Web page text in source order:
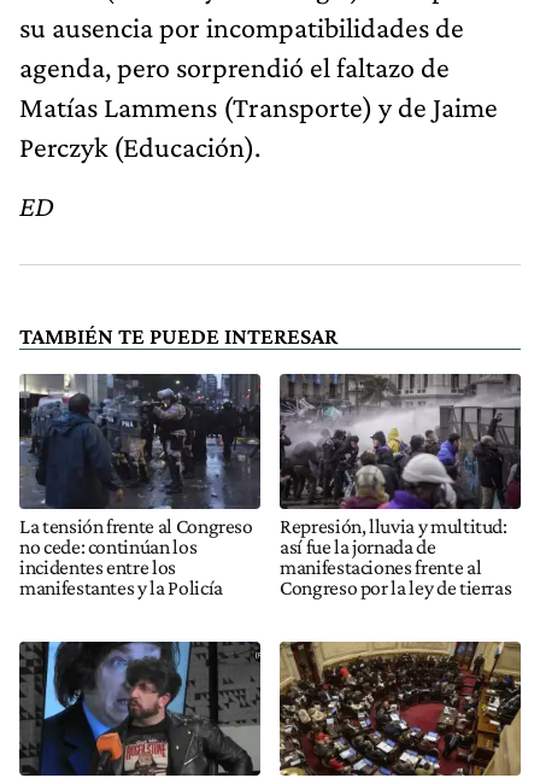
su ausencia por incompatibilidades de
agenda, pero sorprendió el faltazo de
Matías Lammens (Transporte) y de Jaime
Perczyk (Educación).
ED
TAMBIÉN TE PUEDE INTERESAR
La tensión frente al Congreso
no cede: continúan los
incidentes entre los
manifestantes y la Policía
Represión, lluvia y multitud:
así fue la jornada de
manifestaciones frente al
Congreso por la ley de tierras